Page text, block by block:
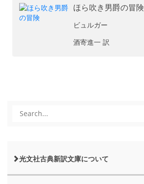
ほら吹き男爵の冒険
ビュルガー
酒寄進一 訳
光文社古典新訳文庫について